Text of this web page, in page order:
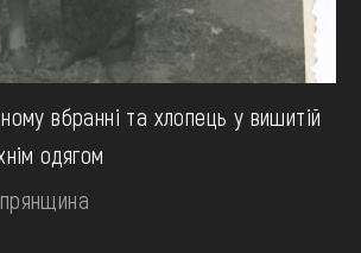
вбранні та хлопець у вишитій
одягом